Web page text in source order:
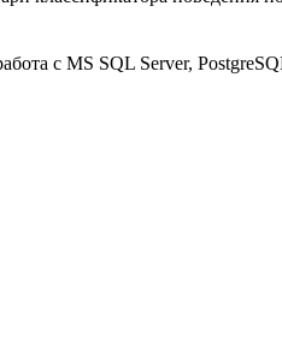
с MS SQL Server,